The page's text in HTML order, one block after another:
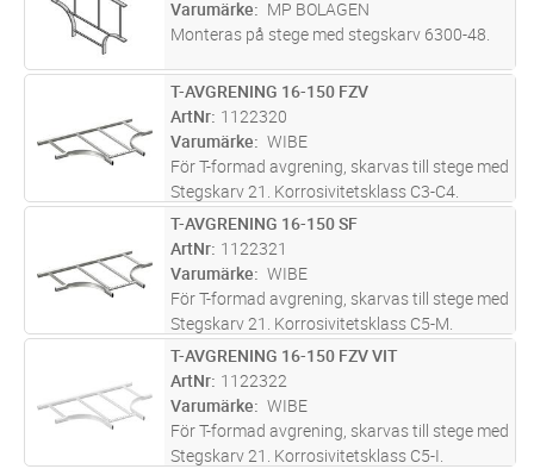
Varumärke
MP BOLAGEN
Monteras på stege med stegskarv 6300-48.
ST Lägg i kundvagn
T-AVGRENING 16-150 FZV
ArtNr 1122320
Varumärke
WIBE
För T-formad avgrening, skarvas till stege med
Stegskarv 21. Korrosivitetsklass C3-C4.
ST Lägg i kundvagn
T-AVGRENING 16-150 SF
ArtNr 1122321
Varumärke
WIBE
För T-formad avgrening, skarvas till stege med
Stegskarv 21. Korrosivitetsklass C5-M.
ST Lägg i kundvagn
T-AVGRENING 16-150 FZV VIT
ArtNr 1122322
Varumärke
WIBE
För T-formad avgrening, skarvas till stege med
Stegskarv 21. Korrosivitetsklass C5-I.